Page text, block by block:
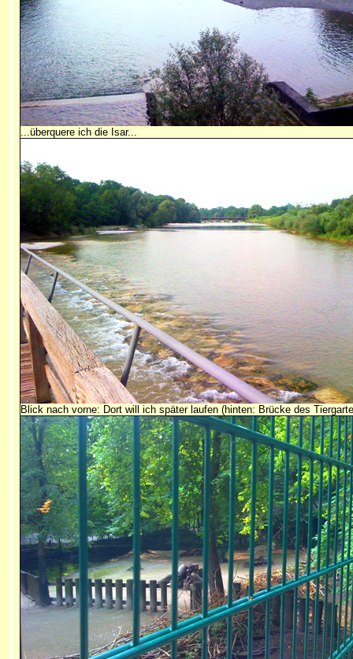
...überquere ich die Isar...
Blick nach vorne: Dort will ich später laufen (hinten: Brücke des